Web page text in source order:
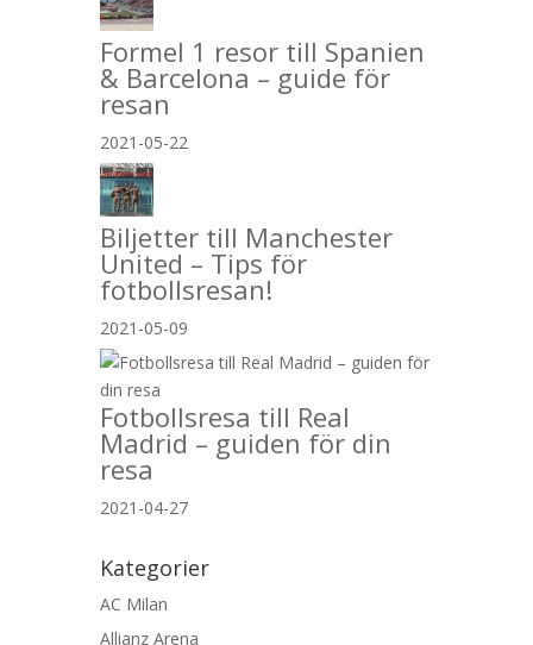
Formel 1 resor till Spanien
& Barcelona – guide för
resan
2021-05-22
Biljetter till Manchester
United – Tips för
fotbollsresan!
2021-05-09
Fotbollsresa till Real
Madrid – guiden för din
resa
2021-04-27
Kategorier
AC Milan
Allianz Arena